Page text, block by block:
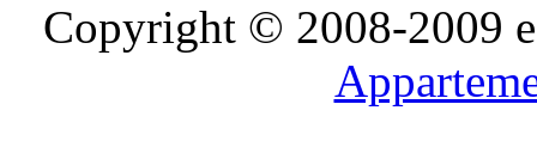
Copyright © 2008-2009